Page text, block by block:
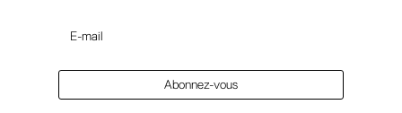
Abonnez-vous